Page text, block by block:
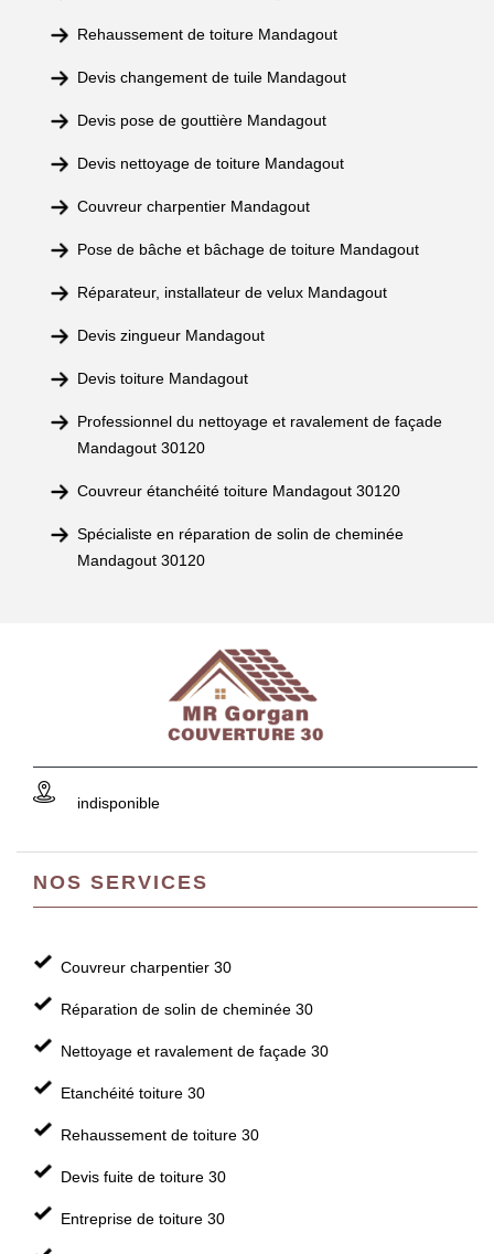
Rehaussement de toiture Mandagout
Devis changement de tuile Mandagout
Devis pose de gouttière Mandagout
Devis nettoyage de toiture Mandagout
Couvreur charpentier Mandagout
Pose de bâche et bâchage de toiture Mandagout
Réparateur, installateur de velux Mandagout
Devis zingueur Mandagout
Devis toiture Mandagout
Professionnel du nettoyage et ravalement de façade
Mandagout 30120
Couvreur étanchéité toiture Mandagout 30120
Spécialiste en réparation de solin de cheminée
Mandagout 30120
indisponible
NOS SERVICES
Couvreur charpentier 30
Réparation de solin de cheminée 30
Nettoyage et ravalement de façade 30
Etanchéité toiture 30
Rehaussement de toiture 30
Devis fuite de toiture 30
Entreprise de toiture 30